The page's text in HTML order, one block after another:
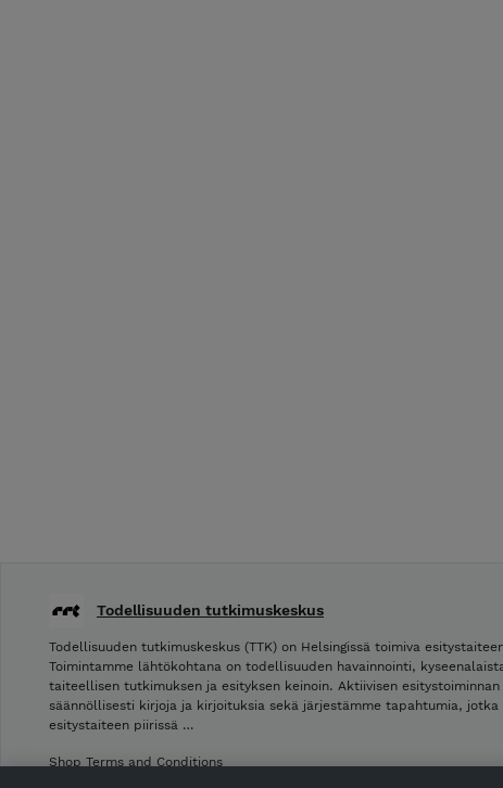
Todellisuuden tutkimuskeskus
Todellisuuden tutkimuskeskus (TTK) on Helsingissä toimiva
Toimintamme lähtökohtana on todellisuuden havainnointi,
taiteellisen tutkimuksen ja esityksen keinoin. Aktiivisen
säännöllisesti kirjoja ja kirjoituksia sekä järjestämme tapahtumia,
esitystaiteen piirissä …
Shop Terms and Conditions